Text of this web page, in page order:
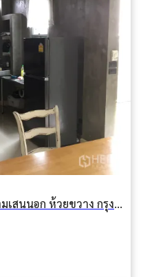
ให้เช่า ทาวน์เฮาส์ 2 ห้องนอน สามเสนนอก ห้วยขวาง กรุงเทพมหานคร